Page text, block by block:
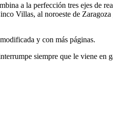
a la perfección tres ejes de
Villas, al noroeste de
y con más páginas.
siempre que le viene en